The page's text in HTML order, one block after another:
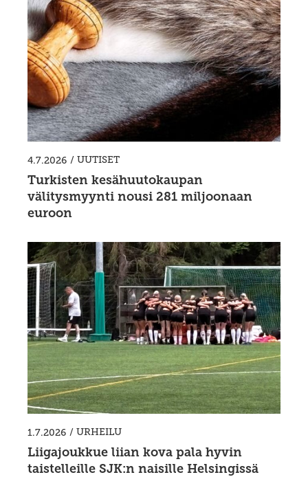
4.7.2026 / UUTISET
Turkisten kesähuutokaupan
välitysmyynti nousi 281 miljoonaan
euroon
1.7.2026 / URHEILU
Liigajoukkue liian kova pala hyvin
taistelleille SJK:n naisille Helsingissä